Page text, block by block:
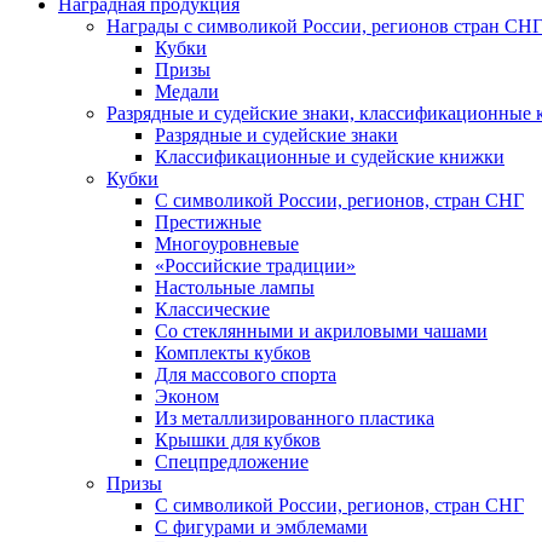
Наградная продукция
Награды с символикой России, регионов стран СНГ
Кубки
Призы
Медали
Разрядные и судейские знаки, классификационные
Разрядные и судейские знаки
Классификационные и судейские книжки
Кубки
С символикой России, регионов, стран СНГ
Престижные
Многоуровневые
«Российские традиции»
Настольные лампы
Классические
Со стеклянными и акриловыми чашами
Комплекты кубков
Для массового спорта
Эконом
Из металлизированного пластика
Крышки для кубков
Спецпредложение
Призы
С символикой России, регионов, стран СНГ
С фигурами и эмблемами